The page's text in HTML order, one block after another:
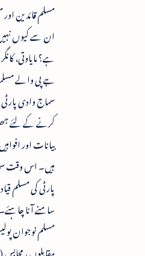
مسلم قائدین
ان سے کیوں
ہے؟ مایاوتی،
جے پی والے
سماج وادی
کرنے کے لئے
بیانات اور
ہیں۔ اس وقت
پارٹی کی مسلم
سامنے آنا
مسلم نوجوان
مقابلوں ،